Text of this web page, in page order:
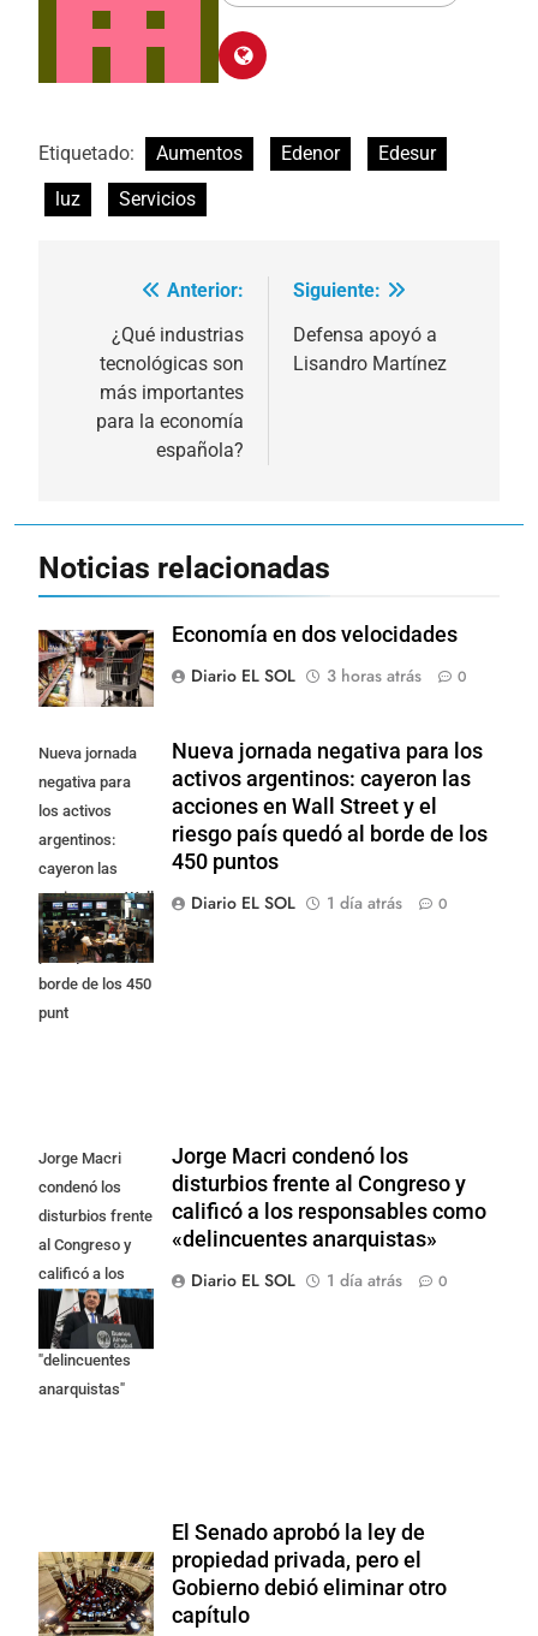
Etiquetado: Aumentos Edenor
Edesur
luz
Servicios
Navegación
entradas
Anterior:
¿Qué industrias
tecnológicas son
más importantes
para la economía
española?
Siguiente:
Defensa apoyó a
Lisandro Martínez
Noticias relacionadas
Economía en dos velocidades
Diario EL SOL
3 horas atrás 0
Nueva jornada
negativa para
los activos
argentinos:
cayeron las
acciones en Wall
Street y el riesgo
país quedó al
borde de los 450
punt
Nueva jornada negativa para los
activos argentinos: cayeron las
acciones en Wall Street y el
riesgo país quedó al borde de los
450 puntos
Diario EL SOL
1 día atrás 0
Jorge Macri
condenó los
disturbios frente
al Congreso y
calificó a los
responsables
como
"delincuentes
anarquistas"
Jorge Macri condenó los
disturbios frente al Congreso y
calificó a los responsables como
«delincuentes anarquistas»
Diario EL SOL
1 día atrás 0
El Senado aprobó la ley de
propiedad privada, pero el
Gobierno debió eliminar otro
capítulo